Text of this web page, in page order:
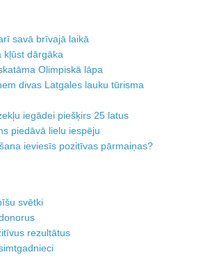
savā brīvajā laikā
kļūst dārgāka
Olimpiskā lāpa
divas Latgales lauku tūrisma
iegādei piešķirs 25 latus
piedāvā lielu iespēju
ieviesīs pozitīvas pārmaiņas?
svētki
rezultātus